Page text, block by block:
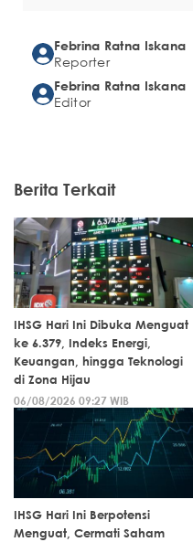
Febrina Ratna Iskana
Reporter
Febrina Ratna Iskana
Editor
Berita Terkait
IHSG Hari Ini Dibuka Menguat
ke 6.379, Indeks Energi,
Keuangan, hingga Teknologi
di Zona Hijau
06/08/2026 09:27 WIB
IHSG Hari Ini Berpotensi
Menguat, Cermati Saham